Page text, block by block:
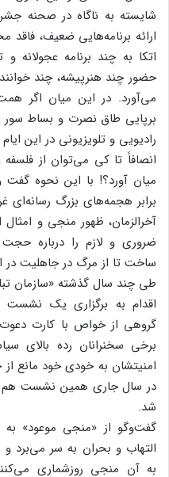
شایسته‌ به‌ ناگاه‌ در صحنه‌
ارائه‌ برنامه‌هایی‌ ضعیف‌،
اتکا به‌ چند برنامه‌ عجولانه‌
حضور چند هنرپیشه‌، چند
می‌آورد. در این‌ میان‌ اگر
برپایی‌ طاق‌ نصرت‌ و بساط‌ سور
رادیویی‌ و تلویزیونی‌ در این‌
انصافاً تا کی‌ می‌توان‌ از
میان‌ آورد؟! با این‌ نحوه‌
برابر هجمه‌های‌ بزرگ‌
آخرالزمان‌، ظهور منجی‌ و امثال‌
ضروری‌ و لازم‌ را درباره‌
ساخت‌ تا از مرگ‌ در جاهلیت‌ در
طی‌ چند سال‌ گذشته‌ «سازمان‌
اقدام‌ به‌ برگزاری‌ یک‌
گروهی‌ از خواص‌ با کارت‌ دعوت‌
برخی‌ سخنرانان‌ رده‌
امنیتشان‌ به‌ خودی‌ خود مانع‌
در سال‌ جاری‌ همین‌ نشست‌ هم‌
شد.
گفت‌وگو از «منجی‌ موعود»
التهاب‌ و بحران‌ به‌ سر می‌برد
به‌ آن‌ منجی‌ روزشماری‌